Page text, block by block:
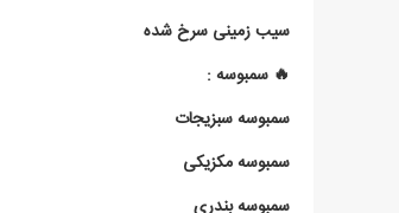
سیب زمینی سرخ شده
🔥 سمبوسه :
سمبوسه سبزیجات
سمبوسه مکزیکی
سمبوسه بندری